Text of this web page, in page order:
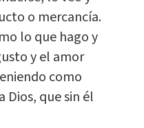
o mercancía.
lo que hago y
y el amor
como
Dios, que sin él